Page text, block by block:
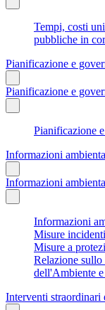
Tempi, costi
pubbliche in
Pianificazione e
Pianificazione e
Pianificazione
Informazioni
Informazioni
Informazioni
Misure
Misure a
Relazione
dell'Ambiente
Interventi straordinari